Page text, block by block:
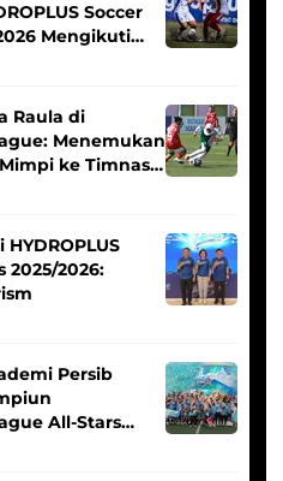
Soccer
Mengikuti
Putri
Raula di
Menemukan
ke Timnas
2025/2026:
Persib
All-Stars